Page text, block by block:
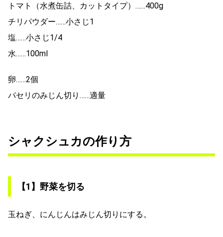
トマト（水煮缶詰、カットタイプ）……400g
チリパウダー……小さじ1
塩……小さじ1/4
水……100ml
卵……2個
パセリのみじん切り……適量
シャクシュカの作り方
【1】野菜を切る
玉ねぎ、にんじんはみじん切りにする。